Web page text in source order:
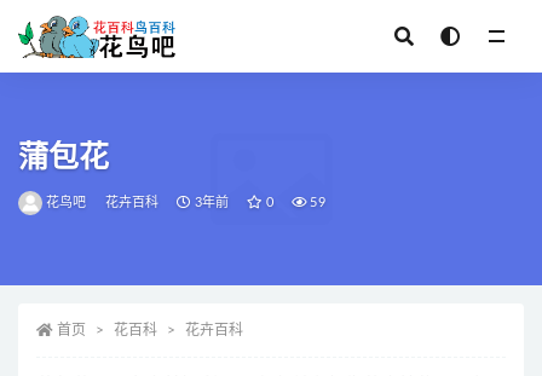
蒲包花
花鸟吧 花卉百科 3年前 0 59
首页 花百科 花卉百科